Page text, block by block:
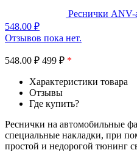
Реснички ANV-
548.00 ₽
Отзывов пока нет.
548.00 ₽ 499 ₽ *
Характеристики товара
Отзывы
Где купить?
Реснички на автомобильные
специальные накладки, при
простой и недорогой тюнинг